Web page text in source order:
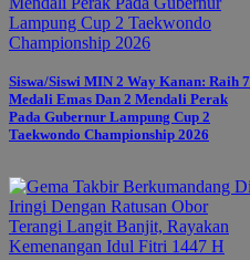
Siswa/Siswi MIN 2 Way Kanan: Raih 7
Medali Emas Dan 2 Mendali Perak
Pada Gubernur Lampung Cup 2
Taekwondo Championship 2026